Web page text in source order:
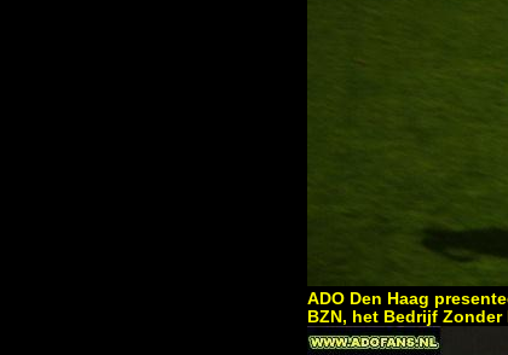
ADO Den Haag
BZN, het Bedrijf Zonder